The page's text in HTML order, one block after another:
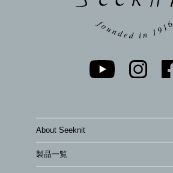
About Seeknit
製品一覧